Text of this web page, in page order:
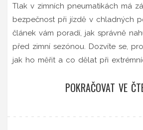
Tlak v zimních pneumatikách má
bezpečnost při jízdě v chladných
článek vám poradí, jak správně
před zimní sezónou. Dozvíte se,
jak ho měřit a co dělat při
POKRAČOVAT VE